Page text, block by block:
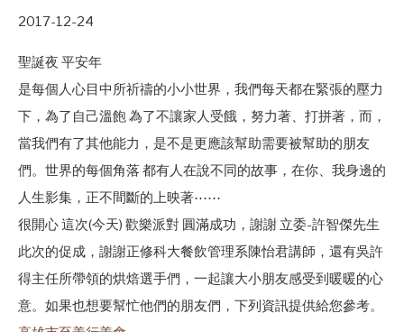
2017-12-24
聖誕夜 平安年
是每個人心目中所祈禱的小小世界，我們每天都在緊張的壓力
下，為了自己溫飽 為了不讓家人受餓， 努力著、打拼著，而，
當我們有了其他能力，是不是更應該幫助需要被幫助的朋友
們。 世界的每個角落 都有人在說不同的故事 ， 在你、我身邊的
人生影集 ， 正不間斷的上映著⋯⋯
很開心 這次(今天) 歡樂派對 圓滿成功，謝謝 立委-許智傑先生
此次的促成，謝謝正修科大餐飲管理系陳怡君講師，還有吳許
得主任所帶領的烘焙選手們，一起讓大小朋友感受到暖暖的心
意。如果也想要幫忙他們的朋友們，下列資訊提供給您參考。